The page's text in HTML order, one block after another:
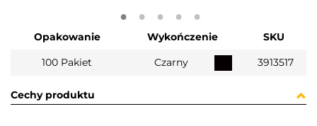
Opakowanie Wykończenie
SKU
100 Pakiet
Czarny 3913517
Cechy produktu